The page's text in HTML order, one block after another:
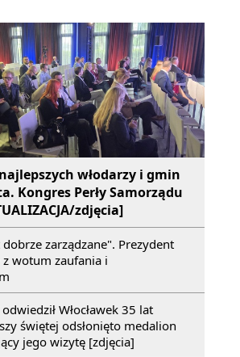
włodarzy i gmin
Kongres Perły Samorządu
zdjęcia]
dobrze zarządzane". Prezydent
z wotum zaufania i
odwiedził Włocławek 35 lat
świętej odsłonięto medalion
jego wizytę [zdjęcia]